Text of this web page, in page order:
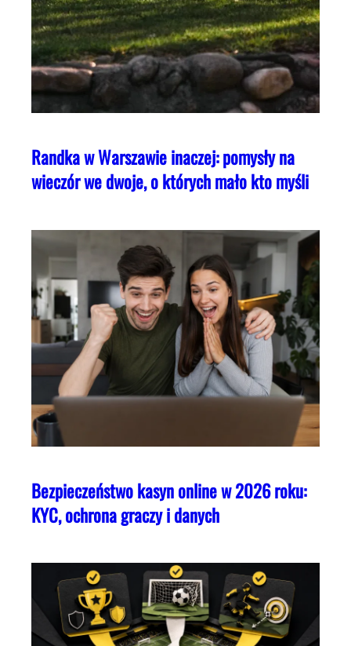
Randka w Warszawie inaczej: pomysły na
wieczór we dwoje, o których mało kto myśli
Bezpieczeństwo kasyn online w 2026 roku:
KYC, ochrona graczy i danych